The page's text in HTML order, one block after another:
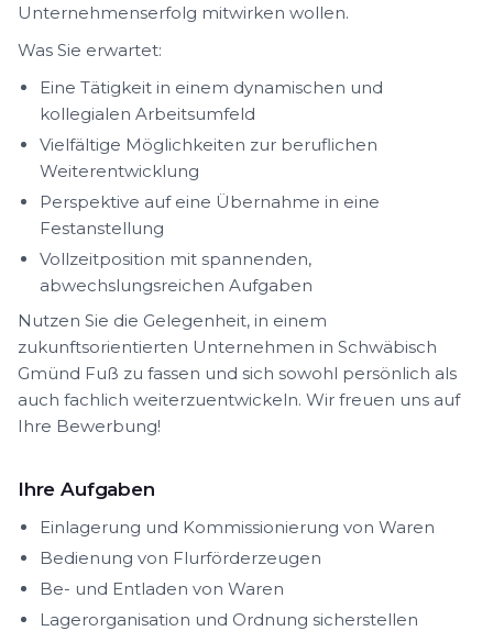
Unternehmenserfolg mitwirken wollen.
Was Sie erwartet:
Eine Tätigkeit in einem dynamischen und
kollegialen Arbeitsumfeld
Vielfältige Möglichkeiten zur beruflichen
Weiterentwicklung
Perspektive auf eine Übernahme in eine
Festanstellung
Vollzeitposition mit spannenden,
abwechslungsreichen Aufgaben
Nutzen Sie die Gelegenheit, in einem
zukunftsorientierten Unternehmen in Schwäbisch
Gmünd Fuß zu fassen und sich sowohl persönlich als
auch fachlich weiterzuentwickeln. Wir freuen uns auf
Ihre Bewerbung!
Ihre Aufgaben
Einlagerung und Kommissionierung von Waren
Bedienung von Flurförderzeugen
Be- und Entladen von Waren
Lagerorganisation und Ordnung sicherstellen